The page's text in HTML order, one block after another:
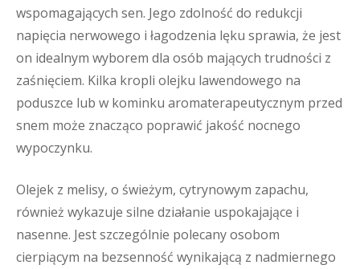
wspomagających sen. Jego zdolność do redukcji
napięcia nerwowego i łagodzenia lęku sprawia, że jest
on idealnym wyborem dla osób mających trudności z
zaśnięciem. Kilka kropli olejku lawendowego na
poduszce lub w kominku aromaterapeutycznym przed
snem może znacząco poprawić jakość nocnego
wypoczynku.
Olejek z melisy, o świeżym, cytrynowym zapachu,
również wykazuje silne działanie uspokajające i
nasenne. Jest szczególnie polecany osobom
cierpiącym na bezsenność wynikającą z nadmiernego